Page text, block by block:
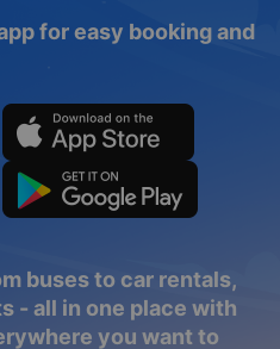
for easy booking and
buses to car rentals,
- all in one place with
you want to